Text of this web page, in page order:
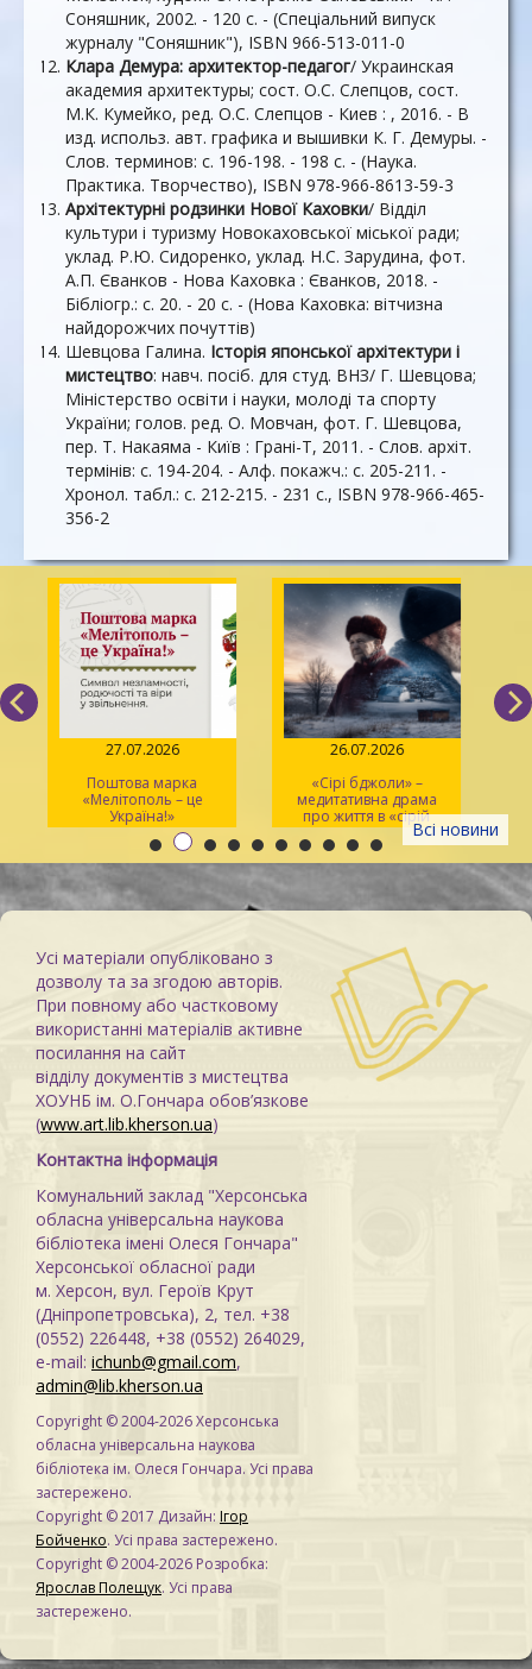
Соняшник, 2002. - 120 с. - (Спеціальний випуск
журналу "Соняшник"), ISBN 966-513-011-0
Клара Демура: архитектор-педагог/ Украинская
академия архитектуры; сост. О.С. Слепцов, сост.
М.К. Кумейко, ред. О.С. Слепцов - Киев : , 2016. - В
изд. использ. авт. графика и вышивки К. Г. Демуры. -
Слов. терминов: с. 196-198. - 198 с. - (Наука.
Практика. Творчество), ISBN 978-966-8613-59-3
Архітектурні родзинки Нової Каховки/ Відділ
культури і туризму Новокаховської міської ради;
уклад. Р.Ю. Сидоренко, уклад. Н.С. Зарудина, фот.
А.П. Єванков - Нова Каховка : Єванков, 2018. -
Бібліогр.: с. 20. - 20 с. - (Нова Каховка: вітчизна
найдорожчих почуттів)
Шевцова Галина. Історія японської архітектури і
мистецтво: навч. посіб. для студ. ВНЗ/ Г. Шевцова;
Міністерство освіти і науки, молоді та спорту
України; голов. ред. О. Мовчан, фот. Г. Шевцова,
пер. Т. Накаяма - Київ : Грані-Т, 2011. - Слов. архіт.
термінів: с. 194-204. - Алф. покажч.: с. 205-211. -
Хронол. табл.: с. 212-215. - 231 с., ISBN 978-966-465-
356-2
Всі новини
27.07.2026
Поштова марка
«Мелітополь – це
Україна!»
26.07.2026
«Сірі бджоли» –
медитативна драма
про життя в «сірій
зоні»
Усі матеріали опубліковано з
дозволу та за згодою авторів.
При повному або частковому
використанні матеріалів активне
посилання на сайт
відділу документів з мистецтва
ХОУНБ ім. О.Гончара обов’язкове
(www.art.lib.kherson.ua)
Контактна інформація
Комунальний заклад "Херсонська
обласна універсальна наукова
бібліотека імені Олеся Гончара"
Херсонської обласної ради
м. Херсон, вул. Героїв Крут
(Дніпропетровська), 2, тел. +38
(0552) 226448, +38 (0552) 264029,
e-mail: ichunb@gmail.com,
admin@lib.kherson.ua
Copyright © 2004-2026 Херсонська
обласна універсальна наукова
бібліотека ім. Олеся Гончара. Усі права
застережено.
Copyright © 2017 Дизайн: Ігор
Бойченко. Усі права застережено.
Copyright © 2004-2026 Розробка:
Ярослав Полещук. Усі права
застережено.